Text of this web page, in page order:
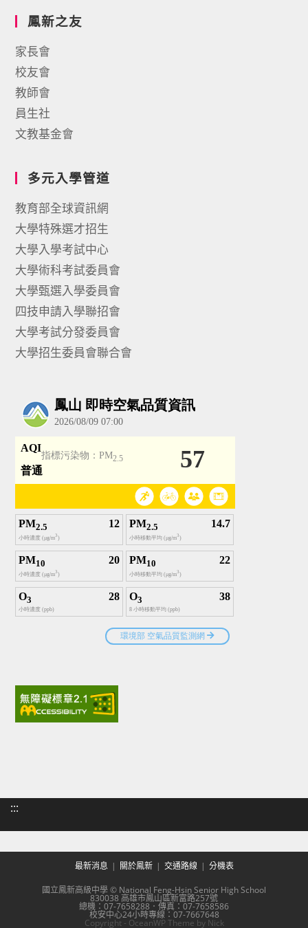
鳳新之友
家長會
校友會
教師會
員生社
文教基金會
多元入學管道
教育部全球資訊網
大學特殊選才招生
大學入學考試中心
大學術科考試委員會
大學甄選入學委員會
四技申請入學聯招會
大學考試分發委員會
大學招生委員會聯合會
:::
最新消息 關於鳳新 交通路線 分機表
國立鳳新高級中學 © National Feng-Hsin Senior High School
830038 高雄市鳳山區新富路257號
總機：07-7658288．傳真：07-7658586
校安中心24小時專線：07-7667648
Copyright - OceanWP Theme by Nick